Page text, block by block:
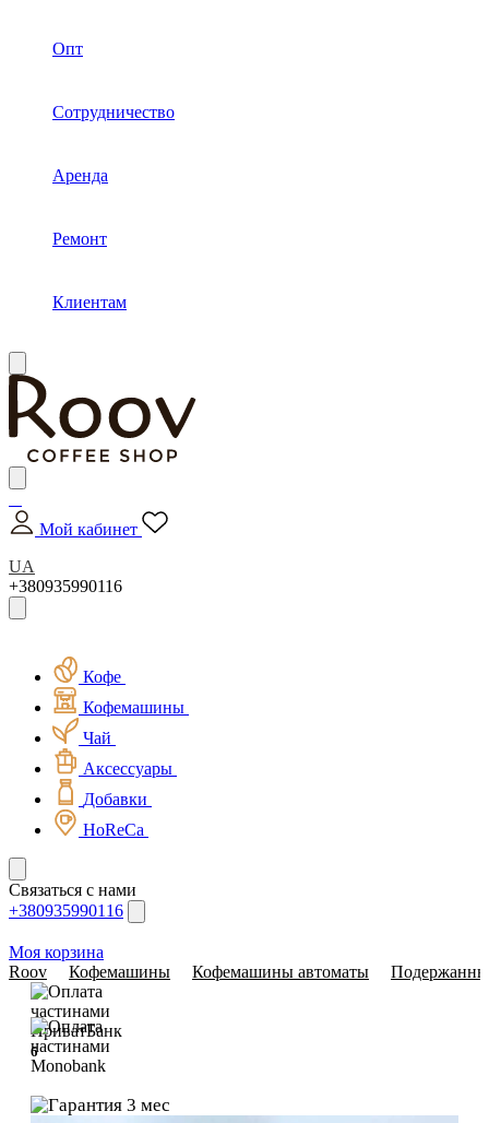
Опт
Сотрудничество
Аренда
Ремонт
Клиентам
Мой кабинет
UA
+380935990116
Кофе
Кофемашины
Чай
Аксессуары
Добавки
HoReCa
Связаться с нами
+380935990116
Моя корзина
Roov
Кофемашины Кофемашины автоматы
6
3 мес